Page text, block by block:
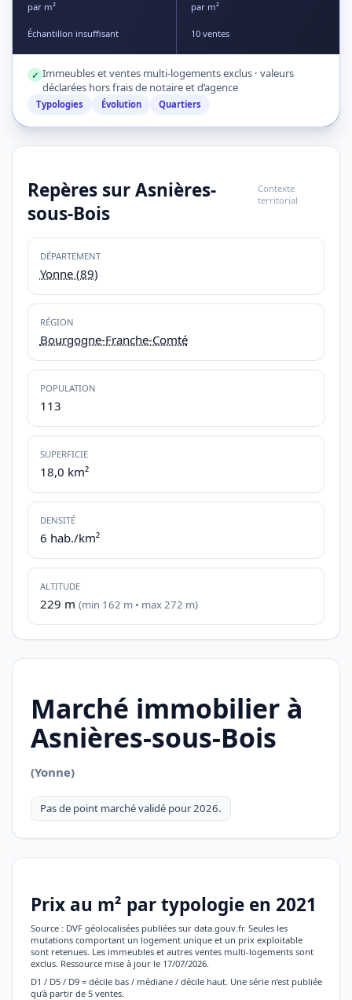
par m²
Échantillon insuffisant
par m²
10 ventes
✓ Immeubles et ventes multi-logements exclus · valeurs
déclarées hors frais de notaire et d’agence
Typologies Évolution Quartiers
Repères sur Asnières-
sous-Bois
Contexte
territorial
DÉPARTEMENT
Yonne (89)
RÉGION
Bourgogne-Franche-Comté
POPULATION
113
SUPERFICIE
18,0 km²
DENSITÉ
6 hab./km²
ALTITUDE
229 m (min 162 m • max 272 m)
Marché immobilier à
Asnières-sous-Bois
(Yonne)
Pas de point marché validé pour 2026.
Prix au m² par typologie en 2021
Source : DVF géolocalisées publiées sur data.gouv.fr. Seules les
mutations comportant un logement unique et un prix exploitable
sont retenues. Les immeubles et autres ventes multi-logements sont
exclus. Ressource mise à jour le 17/07/2026.
D1 / D5 / D9 = décile bas / médiane / décile haut. Une série n’est publiée
qu’à partir de 5 ventes.